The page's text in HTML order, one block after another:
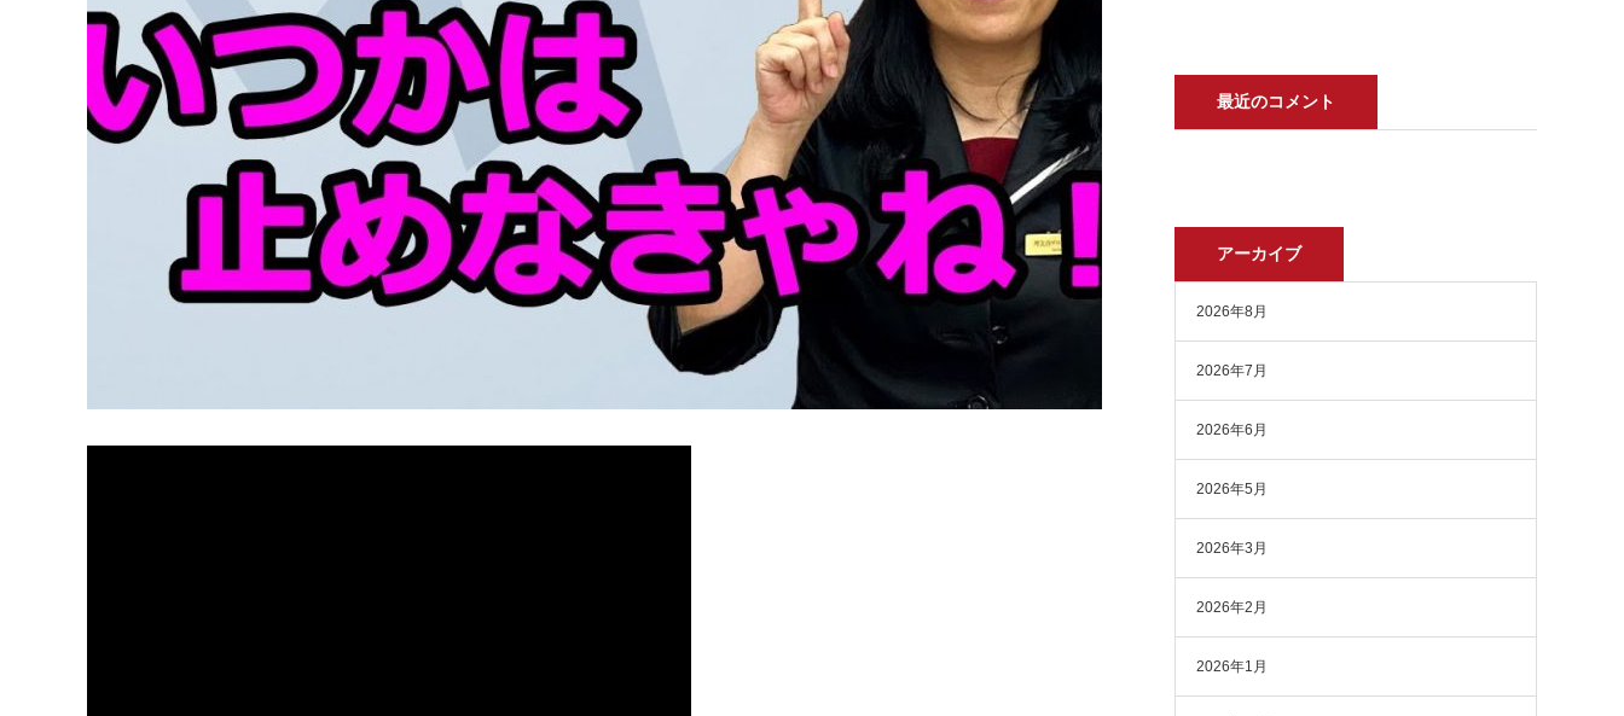
最近のコメント
アーカイブ
2026年8月
2026年7月
2026年6月
2026年5月
2026年3月
2026年2月
2026年1月